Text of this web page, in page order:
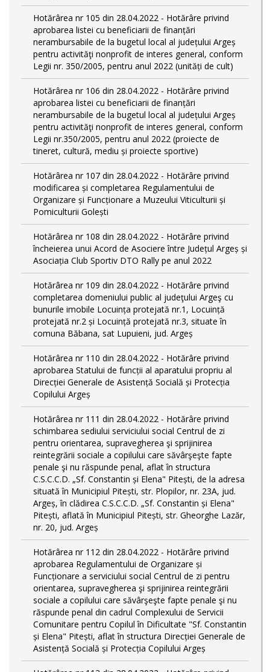
Hotărârea nr 105 din 28.04.2022 - Hotărâre privind
aprobarea listei cu beneficiarii de finanțări
nerambursabile de la bugetul local al județului Argeș
pentru activităţi nonprofit de interes general, conform
Legii nr. 350/2005, pentru anul 2022 (unități de cult)
Hotărârea nr 106 din 28.04.2022 - Hotărâre privind
aprobarea listei cu beneficiarii de finanțări
nerambursabile de la bugetul local al județului Argeș
pentru activităţi nonprofit de interes general, conform
Legii nr.350/2005, pentru anul 2022 (proiecte de
tineret, cultură, mediu și proiecte sportive)
Hotărârea nr 107 din 28.04.2022 - Hotărâre privind
modificarea și completarea Regulamentului de
Organizare și Funcționare a Muzeului Viticulturii și
Pomiculturii Golești
Hotărârea nr 108 din 28.04.2022 - Hotărâre privind
încheierea unui Acord de Asociere între Județul Argeș și
Asociația Club Sportiv DTO Rally pe anul 2022
Hotărârea nr 109 din 28.04.2022 - Hotărâre privind
completarea domeniului public al judeţului Argeş cu
bunurile imobile Locuința protejată nr.1, Locuință
protejată nr.2 și Locuință protejată nr.3, situate în
comuna Băbana, sat Lupuieni, jud. Argeș
Hotărârea nr 110 din 28.04.2022 - Hotărâre privind
aprobarea Statului de funcții al aparatului propriu al
Direcției Generale de Asistență Socială și Protecția
Copilului Argeș
Hotărârea nr 111 din 28.04.2022 - Hotărâre privind
schimbarea sediului serviciului social Centrul de zi
pentru orientarea, supravegherea şi sprijinirea
reintegrării sociale a copilului care săvârşeşte fapte
penale şi nu răspunde penal, aflat în structura
C.S.C.C.D. „Sf. Constantin și Elena" Pitești, de la adresa
situată în Municipiul Pitești, str. Plopilor, nr. 23A, jud.
Argeș, în clădirea C.S.C.C.D. „Sf. Constantin și Elena"
Pitești, aflată în Municipiul Pitești, str. Gheorghe Lazăr,
nr. 20, jud. Argeș
Hotărârea nr 112 din 28.04.2022 - Hotărâre privind
aprobarea Regulamentului de Organizare și
Funcționare a serviciului social Centrul de zi pentru
orientarea, supravegherea şi sprijinirea reintegrării
sociale a copilului care săvârşeşte fapte penale şi nu
răspunde penal din cadrul Complexului de Servicii
Comunitare pentru Copilul în Dificultate "Sf. Constantin
și Elena" Pitești, aflat în structura Direcției Generale de
Asistență Socială și Protecția Copilului Argeș